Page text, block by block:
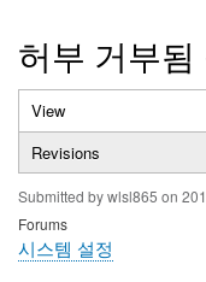
허부 거부됨
Primary
tabs
View
tab)
Revisions
Submitted bywlsl865 on
Forums
시스템 설정